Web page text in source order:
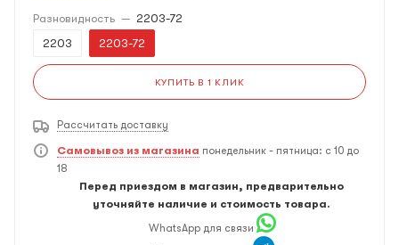
Разновидность — 2203-72
2203
2203-72
КУПИТЬ В 1 КЛИК
Рассчитать доставку
Самовывоз из магазина понедельник - пятница: с 10 до
18
Перед приездом в магазин, предварительно
уточняйте наличие и стоимость товара.
WhatsApp для связи